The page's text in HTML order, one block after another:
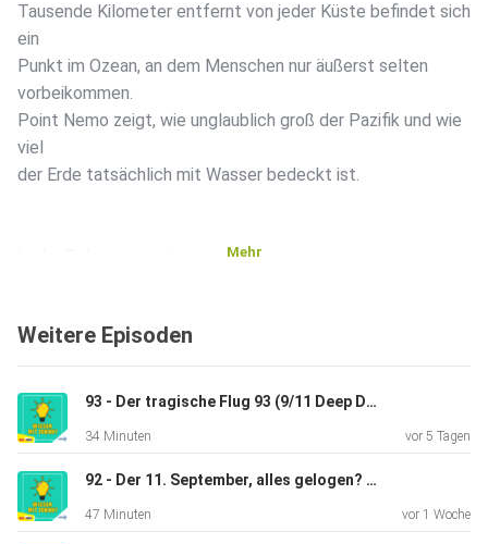
Tausende Kilometer entfernt von jeder Küste befindet sich
ein
Punkt im Ozean, an dem Menschen nur äußerst selten
vorbeikommen.
Point Nemo zeigt, wie unglaublich groß der Pazifik und wie
viel
der Erde tatsächlich mit Wasser bedeckt ist.
1 - Älteste Boot der Welt
2 - Erstes Satellitenbild 1946
3 - Wiedereintritt Raumstation Mir
Mehr
Weitere Episoden
93 - Der tragische Flug 93 (9/11 Deep Dive 3)
34 Minuten vor 5 Tagen
92 - Der 11. September, alles gelogen? (9/11 Deep Dive 2)
47 Minuten vor 1 Woche